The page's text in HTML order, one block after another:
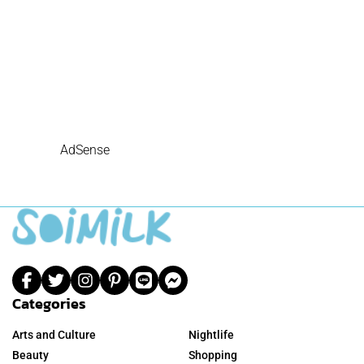
AdSense
Categories
Arts and Culture
Beauty
Nightlife
Shopping